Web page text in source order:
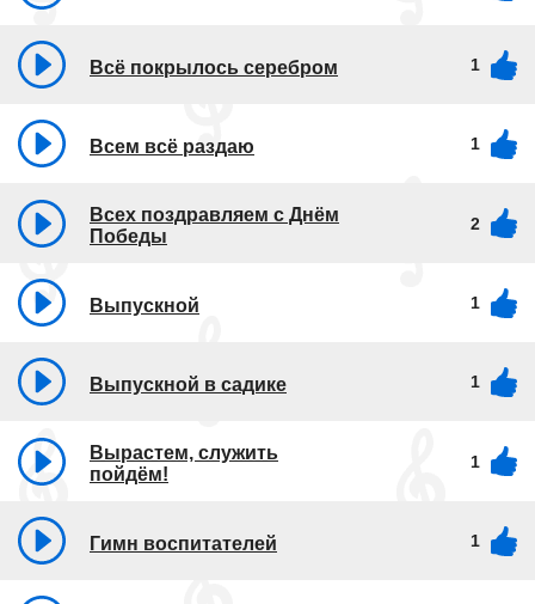
Всё покрылось серебром 1
Всем всё раздаю 1
Всех поздравляем с Днём
Победы
2
Выпускной 1
Выпускной в садике 1
Вырастем, служить
пойдём!
1
Гимн воспитателей 1